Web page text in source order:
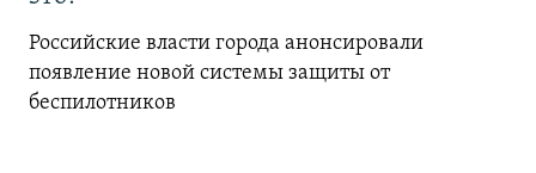
Российские власти города анонсировали
появление новой системы защиты от
беспилотников